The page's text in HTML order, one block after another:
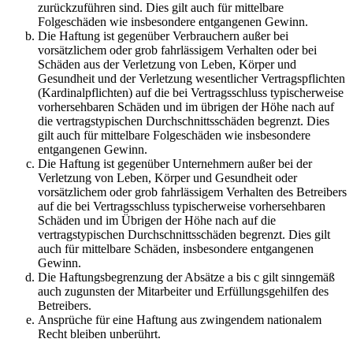
zurückzuführen sind. Dies gilt auch für mittelbare
Folgeschäden wie insbesondere entgangenen Gewinn.
Die Haftung ist gegenüber Verbrauchern außer bei
vorsätzlichem oder grob fahrlässigem Verhalten oder bei
Schäden aus der Verletzung von Leben, Körper und
Gesundheit und der Verletzung wesentlicher Vertragspflichten
(Kardinalpflichten) auf die bei Vertragsschluss typischerweise
vorhersehbaren Schäden und im übrigen der Höhe nach auf
die vertragstypischen Durchschnittsschäden begrenzt. Dies
gilt auch für mittelbare Folgeschäden wie insbesondere
entgangenen Gewinn.
Die Haftung ist gegenüber Unternehmern außer bei der
Verletzung von Leben, Körper und Gesundheit oder
vorsätzlichem oder grob fahrlässigem Verhalten des Betreibers
auf die bei Vertragsschluss typischerweise vorhersehbaren
Schäden und im Übrigen der Höhe nach auf die
vertragstypischen Durchschnittsschäden begrenzt. Dies gilt
auch für mittelbare Schäden, insbesondere entgangenen
Gewinn.
Die Haftungsbegrenzung der Absätze a bis c gilt sinngemäß
auch zugunsten der Mitarbeiter und Erfüllungsgehilfen des
Betreibers.
Ansprüche für eine Haftung aus zwingendem nationalem
Recht bleiben unberührt.